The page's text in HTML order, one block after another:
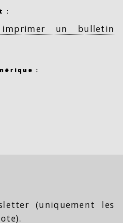
:
un bulletin
:
(uniquement les